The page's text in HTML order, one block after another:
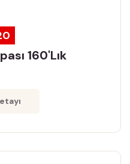
160'lık